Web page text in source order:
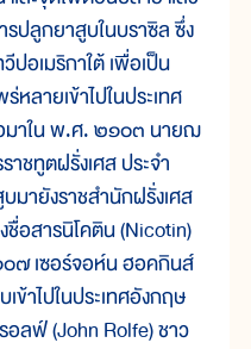
ลูกยาสูบในบราซิล ซึ่ง
ปอเมริกาใต้ เพื่อเป็น
ลายเข้าไปในประเทศ
มาใน พ.ศ. ๒๑๐๓ นายฌ
าชทูตฝรั่งเศส ประจำ
บมายังราชสำนักฝรั่งเศส
ชื่อสารนิโคติน (Nicotin)
๗ เซอร์จอห์น ฮอคกินส์
ข้าไปในประเทศอังกฤษ
ลฟ์ (John Rolfe) ชาว